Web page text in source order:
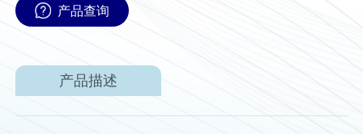
产品查询
产品描述